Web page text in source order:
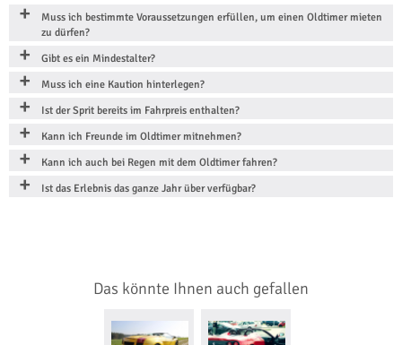
Muss ich bestimmte Voraussetzungen erfüllen, um einen Oldtimer mieten
zu dürfen?
Gibt es ein Mindestalter?
Muss ich eine Kaution hinterlegen?
Ist der Sprit bereits im Fahrpreis enthalten?
Kann ich Freunde im Oldtimer mitnehmen?
Kann ich auch bei Regen mit dem Oldtimer fahren?
Ist das Erlebnis das ganze Jahr über verfügbar?
Das könnte Ihnen auch gefallen